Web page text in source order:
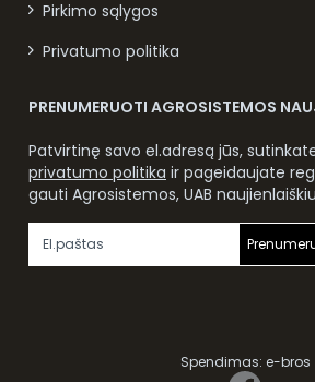
Pirkimo sąlygos
Privatumo politika
PRENUMERUOTI AGROSISTEMOS
Patvirtinę savo el.adresą jūs,
privatumo politika ir pageidaujate
gauti Agrosistemos, UAB
Spendimas: e-bros